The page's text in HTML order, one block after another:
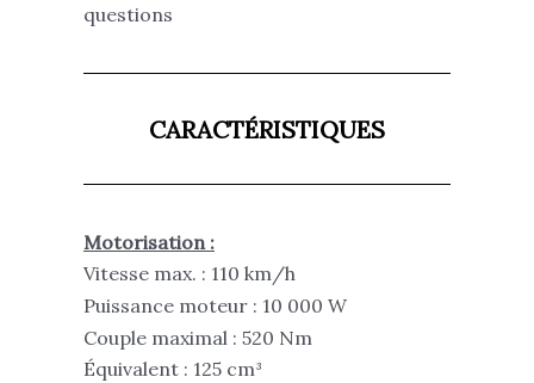
questions
CARACTÉRISTIQUES
Motorisation :
Vitesse max. : 110 km/h
Puissance moteur : 10 000 W
Couple maximal : 520 Nm
Équivalent : 125 cm³